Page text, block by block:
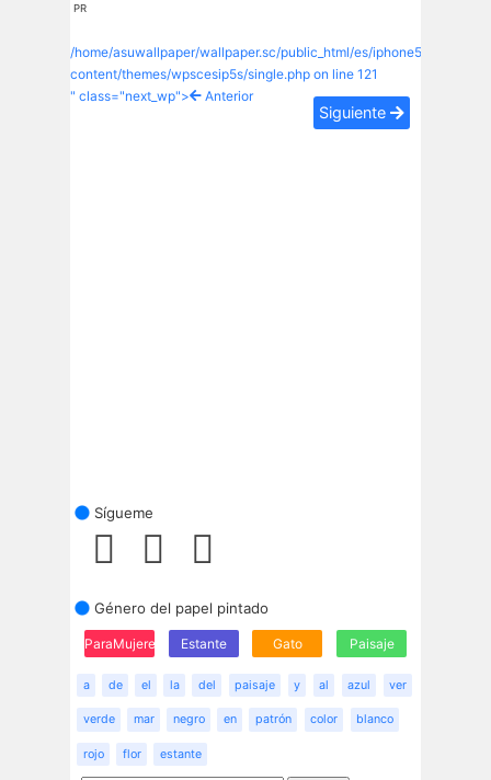
PR
/home/asuwallpaper/wallpaper.sc/public_html/es/iphone5s/wp-
content/themes/wpscesip5s/single.php on line 121
" class="next_wp">
Anterior
Siguiente
Sígueme
Género del papel pintado
ParaMujeres Estante Gato Paisaje
a de el la del paisaje y al azul ver
verde mar negro en patrón color blanco
rojo flor estante